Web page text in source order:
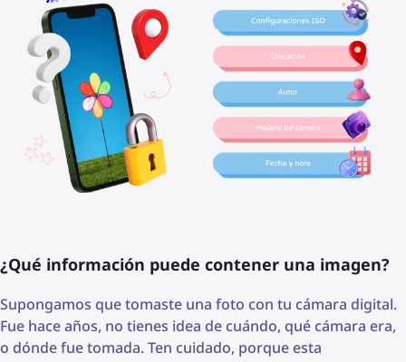
¿Qué información puede contener una imagen?
Supongamos que tomaste una foto con tu cámara digital.
Fue hace años, no tienes idea de cuándo, qué cámara era,
o dónde fue tomada. Ten cuidado, porque esta